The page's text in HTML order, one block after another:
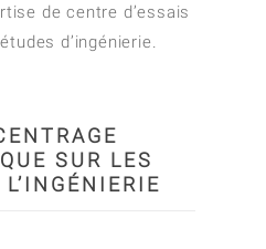
de centre d’essais
d’ingénierie.
SUR LES